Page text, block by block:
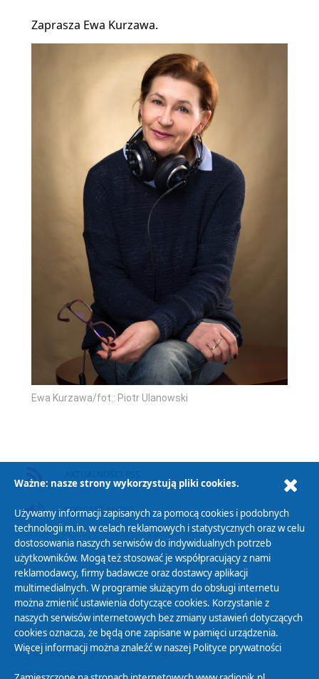
Zaprasza Ewa Kurzawa.
Ewa Kurzawa/fot.: Piotr Ulanowski
PODCAST AUDIO
Polityka Prywatności
Zasady korzystania z Serwisu
Organizacje Pożytku Publicznego
Cyfryzacja DAB+
Ważne: nasze strony wykorzystują pliki cookies.
Używamy informacji zapisanych za pomocą cookies i podobnych
technologii m.in. w celach reklamowych i statystycznych oraz w celu
dostosowania naszych serwisów do indywidualnych potrzeb
użytkowników. Mogą też stosować je współpracujący z nami
reklamodawcy, firmy badawcze oraz dostawcy aplikacji
multimedialnych. W programie służącym do obsługi internetu
można zmienić ustawienia dotyczące cookies. Korzystanie z
naszych serwisów internetowych bez zmiany ustawień dotyczących
cookies oznacza, że będą one zapisane w pamięci urządzenia.
Więcej informacji można znaleźć w naszej Polityce prywatności